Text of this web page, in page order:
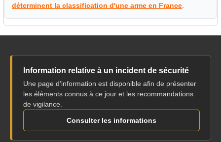
déterminent la classification d'une arme en France.
Information relative à un incident de sécurité
Une page d'information est disponible afin de présenter
les éléments connus à ce jour et les recommandations
de vigilance.
Consulter les informations